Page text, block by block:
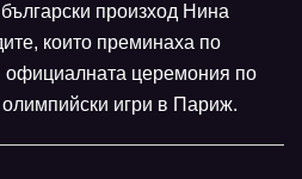
произход Нина
които преминаха по
официалната церемония по
игри в Париж.